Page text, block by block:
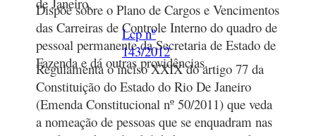
Dispõe sobre o Plano de Cargos e Vencimentos
das Carreiras de Controle Interno do quadro de
pessoal permanente da Secretaria de Estado de
Fazenda e dá outras providências.
Lcp nº
143/2012
Regulamenta o inciso XXIX do artigo 77 da
Constituição do Estado do Rio De Janeiro
(Emenda Constitucional nº 50/2011) que veda
a nomeação de pessoas que se enquadram nas